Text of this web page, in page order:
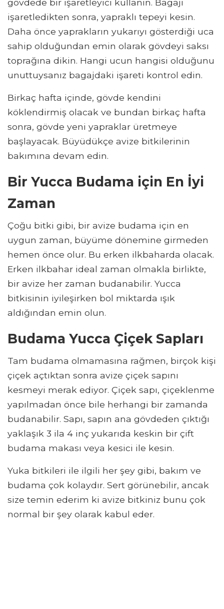
işaretledikten sonra, yapraklı tepeyi kesin.
Daha önce yaprakların yukarıyı gösterdiği uca
sahip olduğundan emin olarak gövdeyi saksı
toprağına dikin. Hangi ucun hangisi olduğunu
unuttuysanız bagajdaki işareti kontrol edin.
Birkaç hafta içinde, gövde kendini
köklendirmiş olacak ve bundan birkaç hafta
sonra, gövde yeni yapraklar üretmeye
başlayacak. Büyüdükçe avize bitkilerinin
bakımına devam edin.
Bir Yucca Budama için En İyi
Zaman
Çoğu bitki gibi, bir avize budama için en
uygun zaman, büyüme dönemine girmeden
hemen önce olur. Bu erken ilkbaharda olacak.
Erken ilkbahar ideal zaman olmakla birlikte,
bir avize her zaman budanabilir. Yucca
bitkisinin iyileşirken bol miktarda ışık
aldığından emin olun.
Budama Yucca Çiçek Sapları
Tam budama olmamasına rağmen, birçok kişi
çiçek açtıktan sonra avize çiçek sapını
kesmeyi merak ediyor. Çiçek sapı, çiçeklenme
yapılmadan önce bile herhangi bir zamanda
budanabilir. Sapı, sapın ana gövdeden çıktığı
yaklaşık 3 ila 4 inç yukarıda keskin bir çift
budama makası veya kesici ile kesin.
Yuka bitkileri ile ilgili her şey gibi, bakım ve
budama çok kolaydır. Sert görünebilir, ancak
size temin ederim ki avize bitkiniz bunu çok
normal bir şey olarak kabul eder.